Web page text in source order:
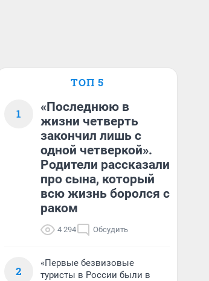
ТОП 5
1
«Последнюю в
жизни четверть
закончил лишь с
одной четверкой».
Родители рассказали
про сына, который
всю жизнь боролся с
раком
4 294 Обсудить
2
«Первые безвизовые
туристы в России были в